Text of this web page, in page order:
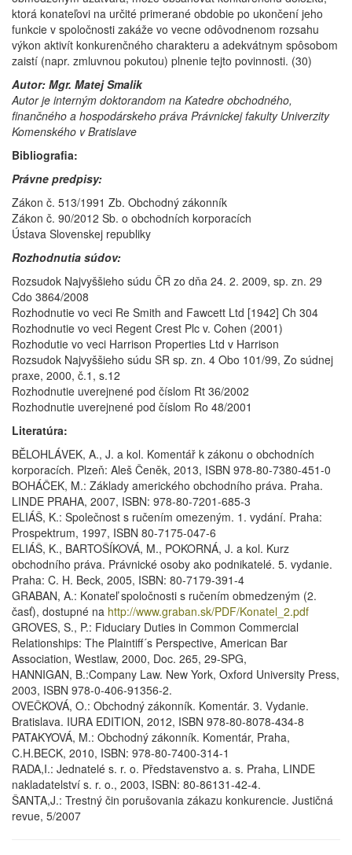
ktorá konateľovi na určité primerané obdobie po ukončení jeho
funkcie v spoločnosti zakáže vo vecne odôvodnenom rozsahu
výkon aktivít konkurenčného charakteru a adekvátnym spôsobom
zaistí (napr. zmluvnou pokutou) plnenie tejto povinnosti. (30)
Autor: Mgr. Matej Smalik
Autor je interným doktorandom na Katedre obchodného,
finančného a hospodárskeho práva Právnickej fakulty Univerzity
Komenského v Bratislave
Bibliografia:
Právne predpisy:
Zákon č. 513/1991 Zb. Obchodný zákonník
Zákon č. 90/2012 Sb. o obchodních korporacích
Ústava Slovenskej republiky
Rozhodnutia súdov:
Rozsudok Najvyššieho súdu ČR zo dňa 24. 2. 2009, sp. zn. 29
Cdo 3864/2008
Rozhodnutie vo veci Re Smith and Fawcett Ltd [1942] Ch 304
Rozhodnutie vo veci Regent Crest Plc v. Cohen (2001)
Rozhodutie vo veci Harrison Properties Ltd v Harrison
Rozsudok Najvyššieho súdu SR sp. zn. 4 Obo 101/99, Zo súdnej
praxe, 2000, č.1, s.12
Rozhodnutie uverejnené pod číslom Rt 36/2002
Rozhodnutie uverejnené pod číslom Ro 48/2001
Literatúra:
BĚLOHLÁVEK, A., J. a kol. Komentář k zákonu o obchodních
korporacích. Plzeň: Aleš Čeněk, 2013, ISBN 978-80-7380-451-0
BOHÁČEK, M.: Základy amerického obchodního práva. Praha.
LINDE PRAHA, 2007, ISBN: 978-80-7201-685-3
ELIÁŠ, K.: Společnost s ručením omezeným. 1. vydání. Praha:
Prospektrum, 1997, ISBN 80-7175-047-6
ELIÁŠ, K., BARTOŠÍKOVÁ, M., POKORNÁ, J. a kol. Kurz
obchodního práva. Právnické osoby ako podnikatelé. 5. vydanie.
Praha: C. H. Beck, 2005, ISBN: 80-7179-391-4
GRABAN, A.: Konateľ spoločnosti s ručením obmedzeným (2.
časť), dostupné na http://www.graban.sk/PDF/Konatel_2.pdf
GROVES, S., P.: Fiduciary Duties in Common Commercial
Relationships: The Plaintiff´s Perspective, American Bar
Association, Westlaw, 2000, Doc. 265, 29-SPG,
HANNIGAN, B.:Company Law. New York, Oxford University Press,
2003, ISBN 978-0-406-91356-2.
OVEČKOVÁ, O.: Obchodný zákonník. Komentár. 3. Vydanie.
Bratislava. IURA EDITION, 2012, ISBN 978-80-8078-434-8
PATAKYOVÁ, M.: Obchodný zákonník. Komentár, Praha,
C.H.BECK, 2010, ISBN: 978-80-7400-314-1
RADA,I.: Jednatelé s. r. o. Představenstvo a. s. Praha, LINDE
nakladatelství s. r. o., 2003, ISBN: 80-86131-42-4.
ŠANTA,J.: Trestný čin porušovania zákazu konkurencie. Justičná
revue, 5/2007